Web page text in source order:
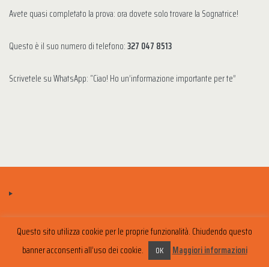
Avete quasi completato la prova: ora dovete solo trovare la Sognatrice!
Questo è il suo numero di telefono:327 047 8513
Scrivetele su WhatsApp: “Ciao! Ho un’informazione importante per te”
Questo sito utilizza cookie per le proprie funzionalità. Chiudendo questo
banner acconsenti all’uso dei cookie.
OK Maggiori informazioni